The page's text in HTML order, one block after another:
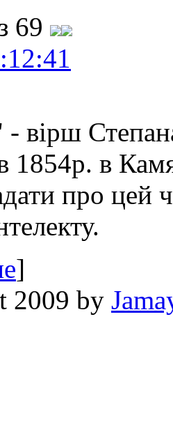
69
вірш
1854р. в
про цей
]
2009 by